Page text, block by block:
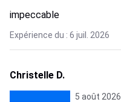
impeccable
Expérience du : 6 juil. 2026
Christelle D.
5 août 2026